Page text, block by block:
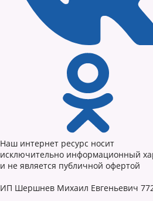
Наш интернет ресурс носит
исключительно информационный
и не является публичной офертой
ИП Шершнев Михаил Евгеньевич